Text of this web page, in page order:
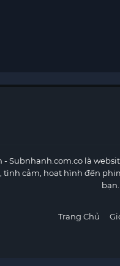
- Subnhanh.com.co là
tình cảm, hoạt hình đến
Trang Chủ